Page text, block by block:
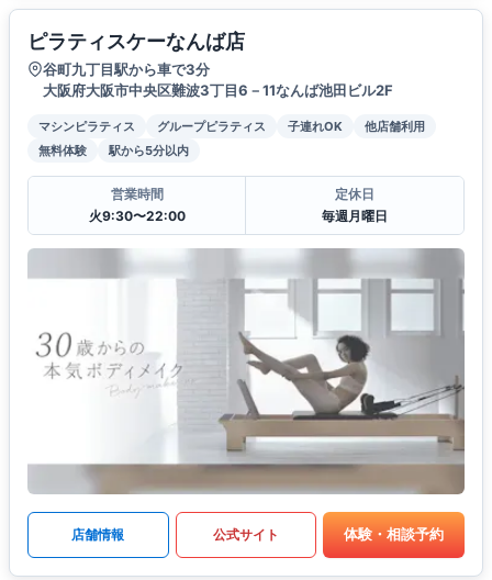
ピラティスケーなんば店
谷町九丁目駅から車で3分
大阪府大阪市中央区難波3丁目6－11なんば池田ビル2F
マシンピラティス グループピラティス 子連れOK
他店舗利用
無料体験
駅から5分以内
営業時間
火9:30〜22:00
定休日
毎週月曜日
店舗情報 公式サイト 体験・相談予約